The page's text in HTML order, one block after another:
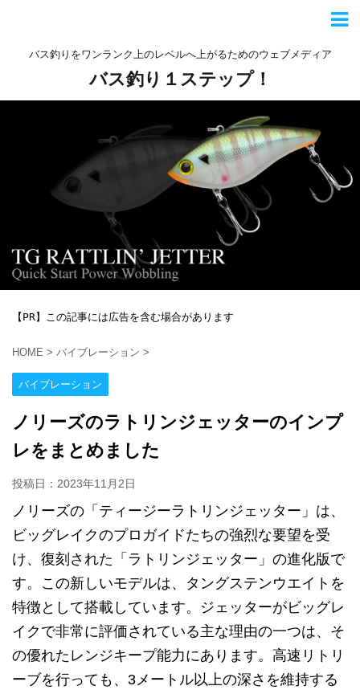
バス釣りをワンランク上のレベルへ上がるためのウェブメディア
バス釣り１ステップ！
【PR】この記事には広告を含む場合があります
HOME > バイブレーション >
バイブレーション
ノリーズのラトリンジェッターのインプ
レをまとめました
投稿日： 2023年11月2日
ノリーズの「ティージーラトリンジェッター」は、
ビッグレイクのプロガイドたちの強烈な要望を受
け、復刻された「ラトリンジェッター」の進化版で
す。この新しいモデルは、タングステンウエイトを
特徴として搭載しています。ジェッターがビッグレ
イクで非常に評価されている主な理由の一つは、そ
の優れたレンジキープ能力にあります。高速リトリ
ーブを行っても、3メートル以上の深さを維持する